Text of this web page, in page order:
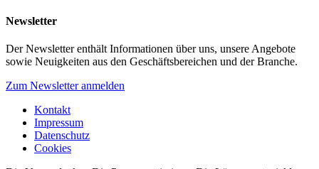
Newsletter
Der Newsletter enthält Informationen über uns, unsere Angebote
sowie Neuigkeiten aus den Geschäftsbereichen und der Branche.
Zum Newsletter anmelden
Kontakt
Impressum
Datenschutz
Cookies